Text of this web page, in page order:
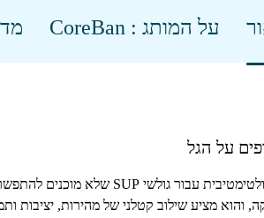
על המותג : CoreBan
על הגל
עבור גולשי SUP שלא מוכנים
והוא מציע שילוב קטלני של מהירות, יציבות